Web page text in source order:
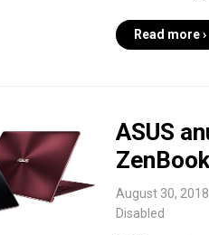
Read more ›
ASUS
August 30, 2018
Disabled